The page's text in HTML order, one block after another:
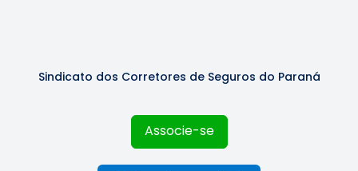
Sindicato dos Corretores de Seguros do Paraná
Associe-se